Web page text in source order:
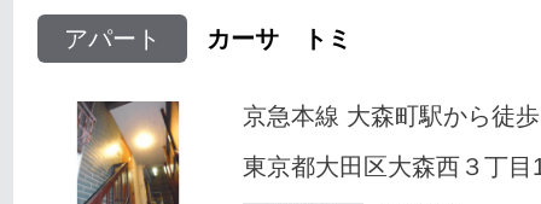
アパート カーサ トミ
京急本線 大森町駅から徒
東京都大田区大森西３丁目